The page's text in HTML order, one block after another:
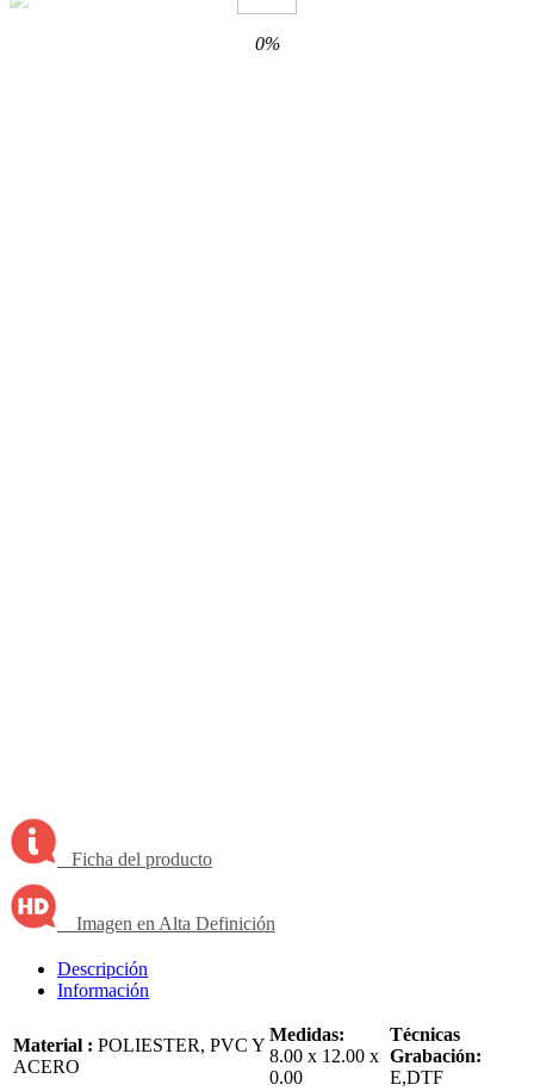
Ficha del producto
Imagen en Alta Definición
Descripción
Información
Material : POLIESTER, PVC Y
ACERO
Medidas:
8.00 x 12.00 x
0.00
Técnicas
Grabación:
E,DTF